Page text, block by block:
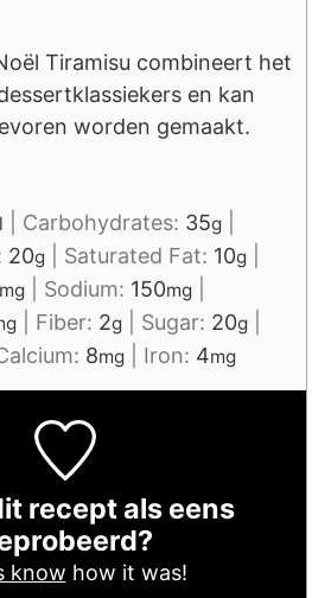
Tiramisu combineert het
en kan
worden gemaakt.
Carbohydrates: 35g
20g Saturated Fat: 10g
mg Sodium: 150mg
Fiber: 2g Sugar: 20g
8mg Iron: 4mg
recept als eens
know how it was!